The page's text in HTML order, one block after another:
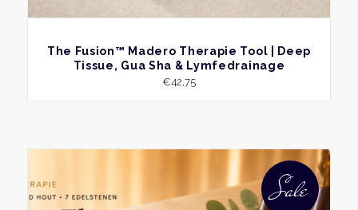
BEKIJK
The Fusion™ Madero Therapie Tool | Deep
Tissue, Gua Sha & Lymfedrainage
€42,75
Sale